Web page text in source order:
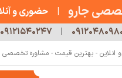
- بهترین قیمت - مشاوره تخصصی
جارو | حضوری و
| ۰۹۱۲۱۵۴۰۲۴۷